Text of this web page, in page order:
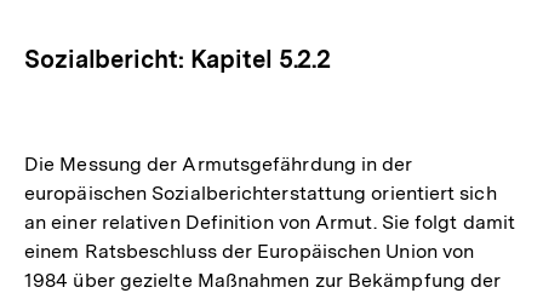
Sozialbericht: Kapitel 5.2.2
Die Messung der Armutsgefährdung in der
europäischen Sozialberichterstattung orientiert sich
an einer relativen Definition von Armut. Sie folgt damit
einem Ratsbeschluss der Europäischen Union von
1984 über gezielte Maßnahmen zur Bekämpfung der